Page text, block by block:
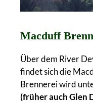
Macduff
Über dem River
findet sich die
Brennerei wird
(früher auch Glen